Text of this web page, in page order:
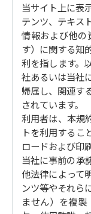
当サイト上に表
テンツ、テキス
情報および他の
す）に関する知
利を指します。
社あるいは当社
帰属し、関連す
されています。
利用者は、本規
トを利用するこ
ロードおよび印
当社に事前の承
他法律によって
ンツ等やそれら
ません）を複